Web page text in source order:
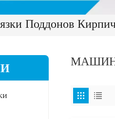
Поддонов